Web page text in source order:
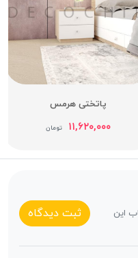
پاتختی هرمس
۱۱,۶۲۰,۰۰۰ تومان
این
ثبت دیدگاه